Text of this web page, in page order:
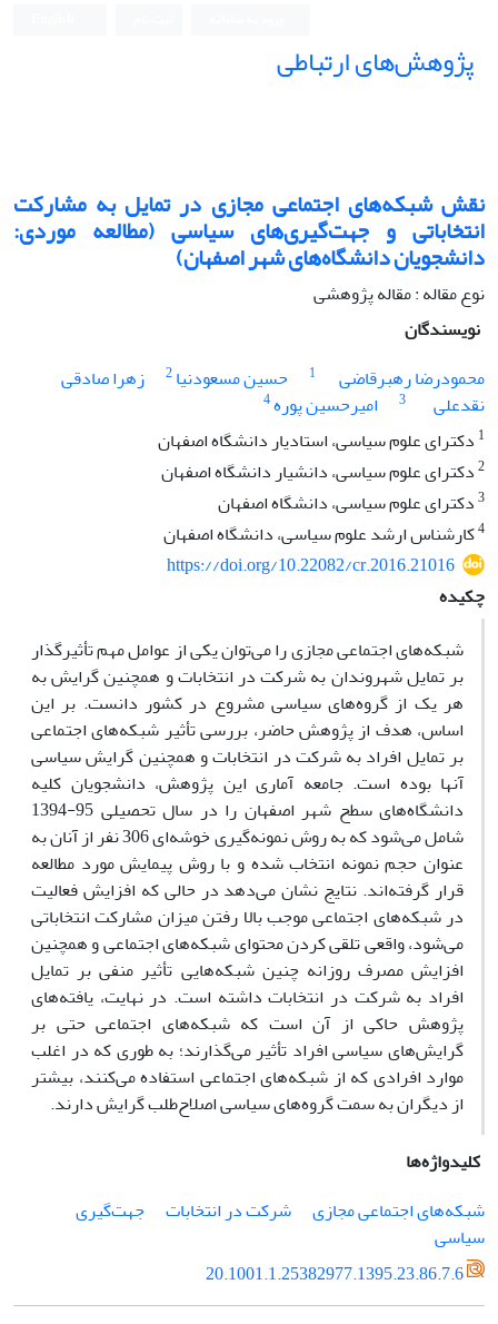
پژوهش‌های ارتباطی
نقش شبکه‌های اجتماعی مجازی در تمایل به مشارکت
انتخاباتی و جهت‌گیری‌های سیاسی (مطالعه موردی:
دانشجویان دانشگاه‌های شهر اصفهان)
نوع مقاله : مقاله پژوهشی
نویسندگان
محمودرضا رهبر‌قاضی
1 حسین مسعودنیا2
زهرا صادقی
نقدعلی
3 امیرحسین پوره4
1 دکترای علوم سیاسی، استادیار دانشگاه اصفهان
2دکترای علوم سیاسی، دانشیار دانشگاه اصفهان
3دکترای علوم سیاسی، دانشگاه اصفهان
4کارشناس ارشد علوم سیاسی، دانشگاه اصفهان
https://doi.org/10.22082/cr.2016.21016
چکیده
شبکه‌های اجتماعی مجازی را می‌توان یکی از عوامل مهم تأثیرگذار
بر تمایل شهروندان به شرکت در انتخابات و همچنین گرایش به
هر یک از گروه‌های سیاسی مشروع در کشور دانست. بر این
اساس، هدف از پژوهش حاضر، بررسی تأثیر شبکه‌های اجتماعی
بر تمایل افراد به شرکت در انتخابات و همچنین گرایش سیاسی
آنها بوده است. جامعه آماری این پژوهش، دانشجویان کلیه
دانشگاه‌های سطح شهر اصفهان را در سال تحصیلی 95-1394
شامل می‌شود که به روش نمونه‌گیری خوشه‌ای 306 نفر از آنان به
عنوان حجم نمونه انتخاب شده و با روش پیمایش مورد مطالعه
قرار گرفته‌اند. نتایج نشان می‌‌دهد در حالی‌ که افزایش فعالیت
در شبکه‌های اجتماعی موجب بالا رفتن میزان مشارکت انتخاباتی
می‌شود، واقعی تلقی کردن محتوای شبکه‌های اجتماعی و همچنین
افزایش مصرف روزانه چنین شبکه‌هایی تأثیر منفی بر تمایل
افراد به شرکت در انتخابات داشته است. در نهایت، یافته‌های
پژوهش حاکی از آن است که شبکه‌های اجتماعی حتی بر
گرایش‌های سیاسی افراد تأثیر می‌گذارند؛ به طوری که در اغلب
موارد افرادی که از شبکه‌های اجتماعی استفاده می‌کنند، بیشتر
از دیگران به سمت گروه‌های سیاسی اصلاح‌طلب گرایش دارند.
کلیدواژه‌ها
شبکه‌های اجتماعی مجازی
شرکت در انتخابات
جهت‌گیری
سیاسی
20.1001.1.25382977.1395.23.86.7.6